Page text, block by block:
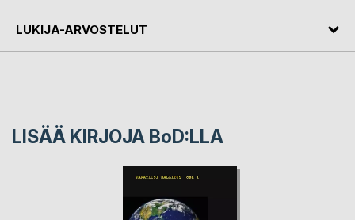
LUKIJA-ARVOSTELUT
LISÄÄ KIRJOJA BoD:LLA